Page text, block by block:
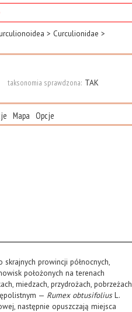
> Curculionidae >
taksonomia sprawdzona: TAK
Mapa Opcje
prowincji północnych,
położonych na terenach
miedzach, przydrożach, pobrzeżach
— Rumex obtusifoliusL.
następnie opuszczają miejsca